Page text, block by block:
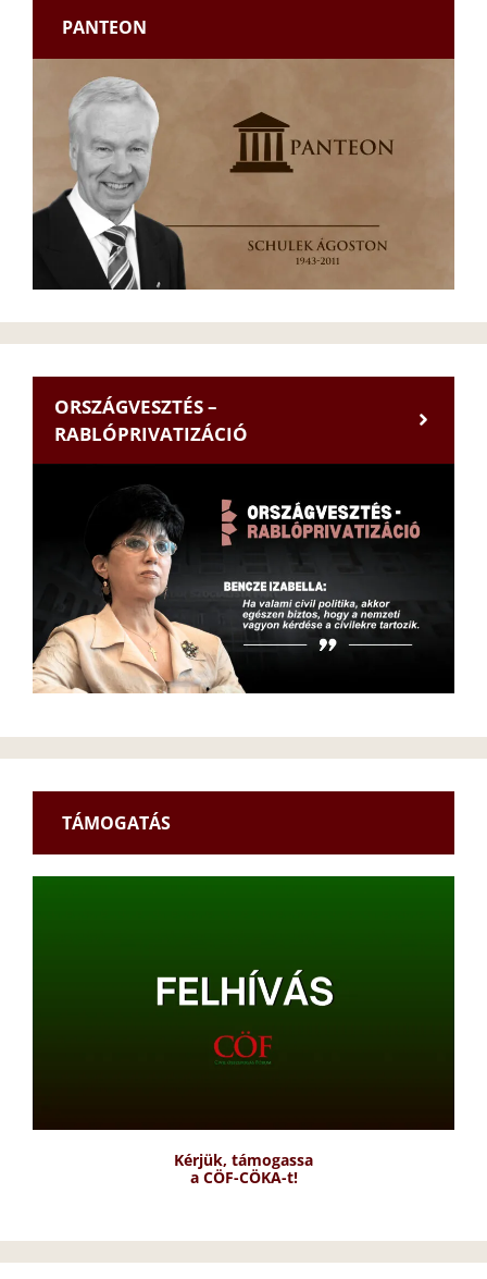
PANTEON
ORSZÁGVESZTÉS –
RABLÓPRIVATIZÁCIÓ
TÁMOGATÁS
Kérjük, támogassa
a CÖF-CÖKA-t!